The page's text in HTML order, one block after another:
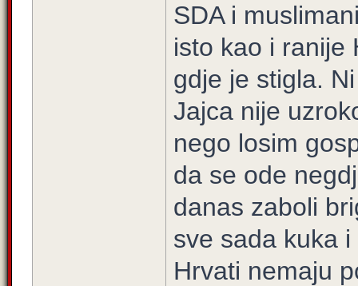
SDA i
isto kao i ranije
gdje je stigla.
Jajca nije
nego losim
da se ode
danas zaboli
sve sada kuka
Hrvati nemaju